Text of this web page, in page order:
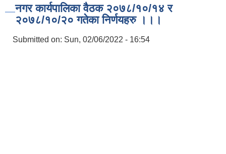
नगर कार्यपालिका वैठक २०७८/१०/१४ र
२०७८/१०/२० गतेका निर्णयहरु ।।।
Submitted on: Sun, 02/06/2022 - 16:54